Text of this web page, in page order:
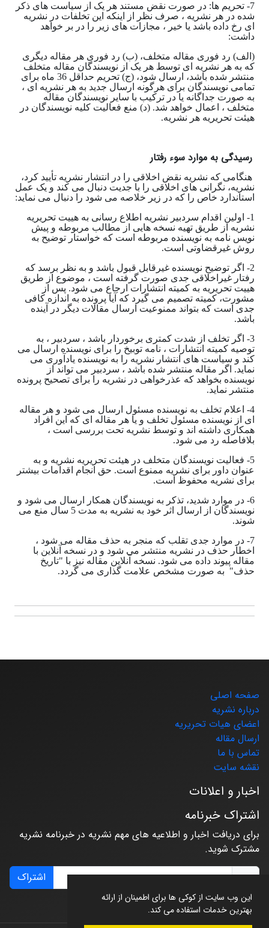
این وب سایت از کوکی ها برای اطمینان از ارائه
بهترین خدمات استفاده می کند.
7- تحریم ها: در صورت نقض مستند هر یک از سیاست های ذکر
شده در هر نشریه ، صرف نظر از اینکه این تخلفات در نشریه
ای رخ داده باشد یا خیر ، مجازات های زیر را در بر خواهد
داشت:
(الف) رد فوری مقاله متخلف، (ب) رد فوری هر مقاله دیگری
که به هر نشریه ای توسط هر یک از نویسندگان مقاله متخلف
منتشر شده باشد، ارسال شود، (ج) تحریم حداقل 36 ماه برای
تمامی نویسندگان برای هرگونه ارسال جدید به هر نشریه ای ،
به صورت جداگانه یا در ترکیب با سایر نویسندگان مقاله
متخلف ، اعمال خواهد شد. (د) منع فعالیت کلیه نویسندگان در
هیئت تحریریه هر نشریه.
رسیدگی به موارد سوء رفتار
هنگامی که نشریه نقض اخلاقی را در انتشار نشریه تأیید کرد،
نشریه، نگرانی های اخلاقی را با جدیت دنبال می کند و یک عمل
استاندارد خاص را که در زیر خلاصه می شود را دنبال می نماید:
1- اولین اقدام سردبیر نشریه اطلاع رسانی به هییت تحریریه
نشریه از طریق تهیه نسخه هایی از مطالب مربوطه و پیش
نویس نامه به نویسنده مربوطه است که خواستار توضیح به
روش غیرقضاوتی است.
2- اگر توضیح نویسنده غیرقابل قبول باشد و به نظر برسد که
رفتار غیراخلاقی جدی صورت گرفته است ، موضوع از طریق
هییت تحریریه به کمیته انتشارات ارجاع می شود. پس از
مشورت، کمیته تصمیم می گیرد که آیا پرونده به اندازه کافی
جدی است که بتواند ممنوعیت ارسال مقالات دیگر در آینده
باشد.
3- اگر تخلف از شدت کمتری برخوردار باشد ، سردبیر ، به
توصیه کمیته انتشارات ، نامه توبیخ را برای نویسنده ارسال می
کند و سیاست های انتشار نشریه را به نویسنده یادآوری می
نماید. اگر مقاله منتشر شده باشد ، سردبیر می تواند از
نویسنده بخواهد که عذرخواهی در نشریه را برای تصحیح پرونده
منتشر نماید.
4- اعلام تخلف به نویسنده مسئول ارسال می شود و هر مقاله
ای از نویسنده مسئول تخلف و یا هر مقاله ای که این افراد
همکاری داشته اند و توسط نشریه تحت بررسی است ،
بلافاصله رد می شود.
5- فعالیت نویسندگان متخلف در هیئت تحریریه نشریه و به
عنوان داور برای نشریه ممنوع است. حق انجام اقدامات بیشتر
برای نشریه محفوظ است.
6- در موارد شدید، تذکر به نویسندگان همکار ارسال می شود و
نویسندگان از ارسال اثر خود به نشریه به مدت 5 سال منع می
شوند.
7- در موارد جدی تقلب که منجر به حذف مقاله می شود ،
اخطار حذف در نشریه منتشر می شود و در نسخه آنلاین با
مقاله پیوند داده می شود. نسخه آنلاین مقاله نیز با "تاریخ
حذف" به صورت مشخص علامت گذاری می گردد.
صفحه اصلی
درباره نشریه
اعضای هیات تحریریه
ارسال مقاله
تماس با ما
نقشه سایت
اخبار و اعلانات
اشتراک خبرنامه
برای دریافت اخبار و اطلاعیه های مهم نشریه در خبرنامه نشریه
مشترک شوید.
اشتراک